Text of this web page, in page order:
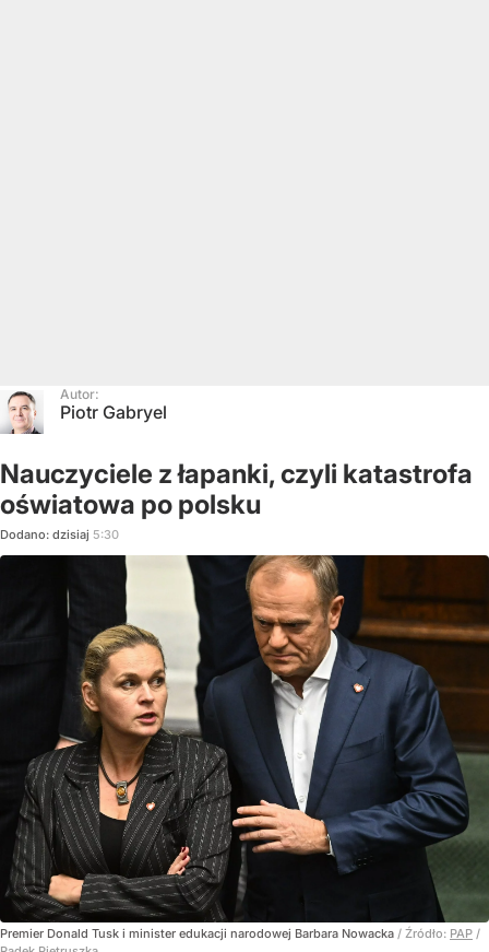
Autor:
Piotr Gabryel
Nauczyciele z łapanki, czyli katastrofa
oświatowa po polsku
Dodano: dzisiaj 5:30
Premier Donald Tusk i minister edukacji narodowej Barbara Nowacka / Źródło: PAP /